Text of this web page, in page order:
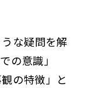
な疑問を解
の意識」
の特徴」と